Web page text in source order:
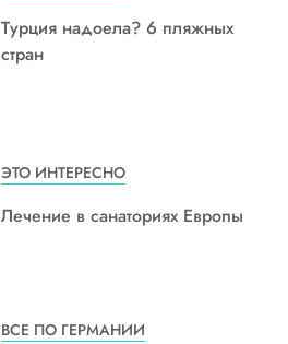
Турция надоела? 6 пляжных
стран
ЭТО ИНТЕРЕСНО
Лечение в санаториях Европы
ВСЕ ПО ГЕРМАНИИ